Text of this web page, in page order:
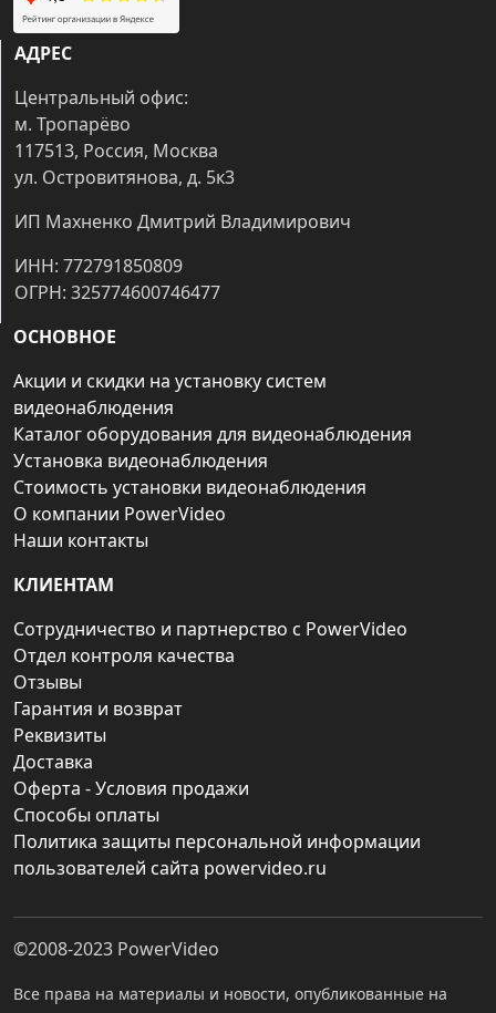
АДРЕС
Центральный офис:
м. Тропарёво
117513, Россия, Москва
ул. Островитянова, д. 5к3
ИП Махненко Дмитрий Владимирович
ИНН: 772791850809
ОГРН: 325774600746477
ОСНОВНОЕ
Акции и скидки на установку систем
видеонаблюдения
Каталог оборудования для видеонаблюдения
Установка видеонаблюдения
Стоимость установки видеонаблюдения
О компании PowerVideo
Наши контакты
КЛИЕНТАМ
Сотрудничество и партнерство с PowerVideo
Отдел контроля качества
Отзывы
Гарантия и возврат
Реквизиты
Доставка
Оферта - Условия продажи
Способы оплаты
Политика защиты персональной информации
пользователей сайта powervideo.ru
©2008-2023 PowerVideo
Все права на материалы и новости, опубликованные на